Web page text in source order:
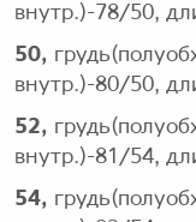
внутр.)-78/50,
50,
внутр.)-80/50,
52,
внутр.)-81/54,
54,